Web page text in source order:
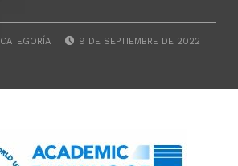
9 DE SEPTIEMBRE DE 2022